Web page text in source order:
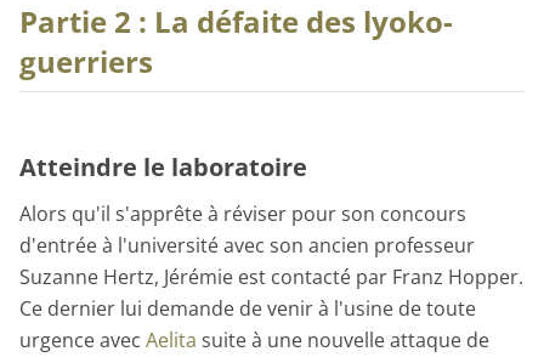
Partie 2 : La défaite des lyoko-
guerriers
Atteindre le laboratoire
Alors qu'il s'apprête à réviser pour son concours
d'entrée à l'université avec son ancien professeur
Suzanne Hertz, Jérémie est contacté par Franz Hopper.
Ce dernier lui demande de venir à l'usine de toute
urgence avec Aelita suite à une nouvelle attaque de